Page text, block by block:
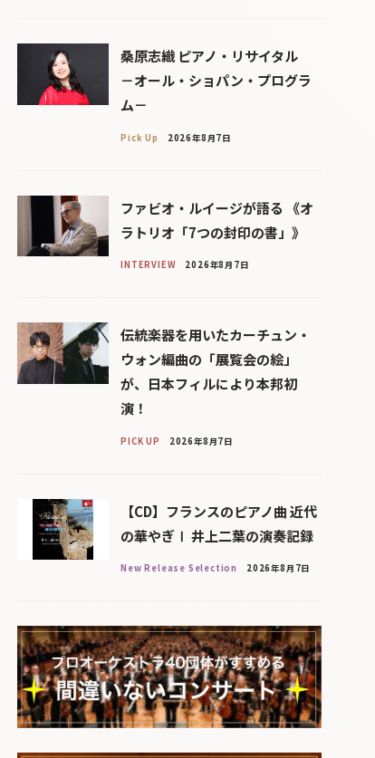
桑原志織 ピアノ・リサイタル
－オール・ショパン・プログラ
ム－
Pick Up 2026年8月7日
ファビオ・ルイージが語る 《オ
ラトリオ「7つの封印の書」》
INTERVIEW 2026年8月7日
伝統楽器を用いたカーチュン・
ウォン編曲の「展覧会の絵」
が、日本フィルにより本邦初
演！
PICK UP 2026年8月7日
【CD】フランスのピアノ曲 近代
の華やぎⅠ 井上二葉の演奏記録
New Release Selection 2026年8月7日